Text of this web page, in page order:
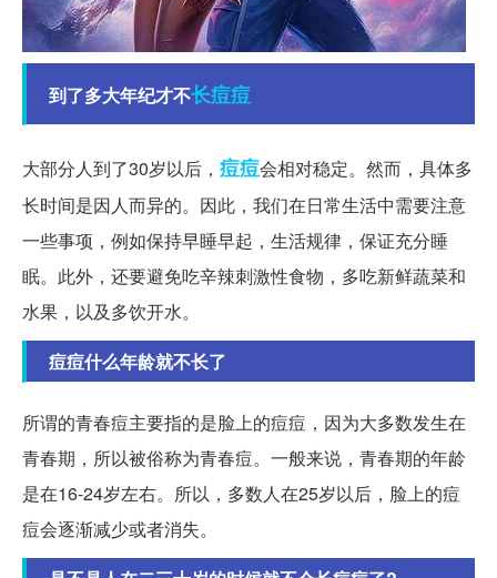
到了多大年纪才不长痘痘
大部分人到了30岁以后， 痘痘会相对稳定。然而，具体多
长时间是因人而异的。因此，我们在日常生活中需要注意
一些事项，例如保持早睡早起，生活规律，保证充分睡
眠。此外，还要避免吃辛辣刺激性食物，多吃新鲜蔬菜和
水果，以及多饮开水。
痘痘什么年龄就不长了
所谓的青春痘主要指的是脸上的痘痘，因为大多数发生在
青春期，所以被俗称为青春痘。一般来说，青春期的年龄
是在16-24岁左右。所以，多数人在25岁以后，脸上的痘
痘会逐渐减少或者消失。